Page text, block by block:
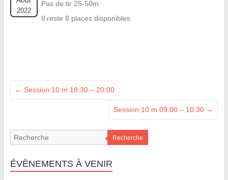
2022
Pas de tir 25-50m
Il reste 8 places disponibles
← Session 10 m 18:30 – 20:00
Session 10 m 09:00 – 10:30 →
Recherche
ÉVÈNEMENTS À VENIR